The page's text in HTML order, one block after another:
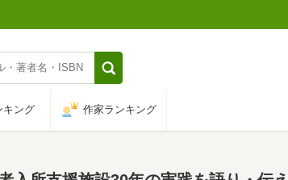
キング 作家ランキング